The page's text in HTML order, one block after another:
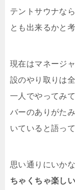
テントサウナな
とも出来るかと
現在はマネージ
設のやり取りは
一人でやってみ
バーのありがた
いていると語っ
思い通りにいか
ちゃくちゃ楽しい